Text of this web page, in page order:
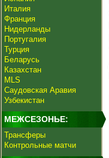
Италия
Франция
Нидерланды
Португалия
Турция
Беларусь
Казахстан
MLS
Саудовская Аравия
Узбекистан
МЕЖСЕЗОНЬЕ:
Трансферы
Контрольные матчи